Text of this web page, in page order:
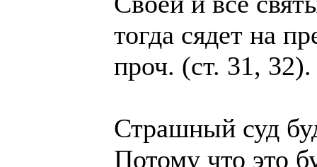
тогда сядет на
проч. (ст. 31, 32).
Страшный суд
Потому что это